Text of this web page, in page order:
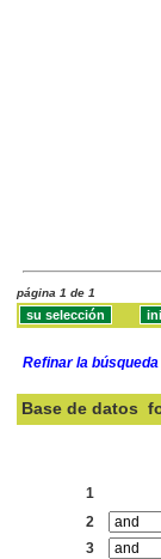
página 1 de 1
Refinar la búsqueda
Base de datos
1
2
3